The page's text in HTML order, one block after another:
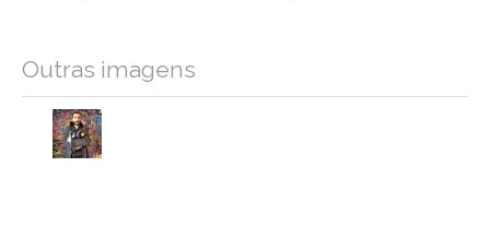
Outras imagens